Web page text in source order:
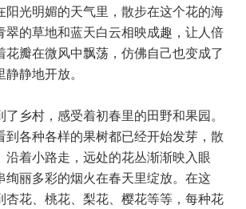
阳光明媚的天气里，散步在这个花的海
翠的草地和蓝天白云相映成趣，让人倍
花瓣在微风中飘荡，仿佛自己也变成了
静地开放。
乡村，感受着初春里的田野和果园。
到各种各样的果树都已经开始发芽，散
沿着小路走，远处的花丛渐渐映入眼
绚丽多彩的烟火在春天里绽放。在这
杏花、桃花、梨花、樱花等等，每种花